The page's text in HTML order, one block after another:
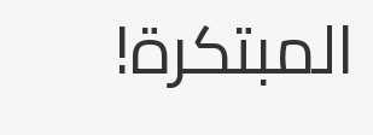
المبتكرة!